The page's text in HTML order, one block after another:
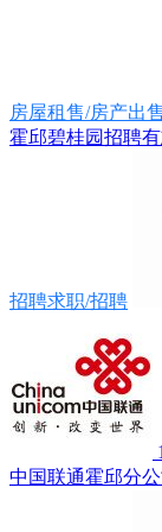
房屋租售/房产出售
霍邱碧桂园招聘
招聘求职/招聘
中国联通霍邱分